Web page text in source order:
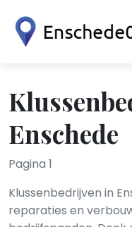
Enschede
Pagina 1
Klussenbedrijven in
reparaties en